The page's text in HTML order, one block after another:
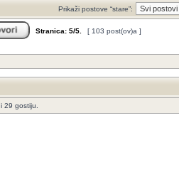
Prikaži postove “stare”:
Stranica: 5/5 [ 103 post(ov)a ]
i 29 gostiju.